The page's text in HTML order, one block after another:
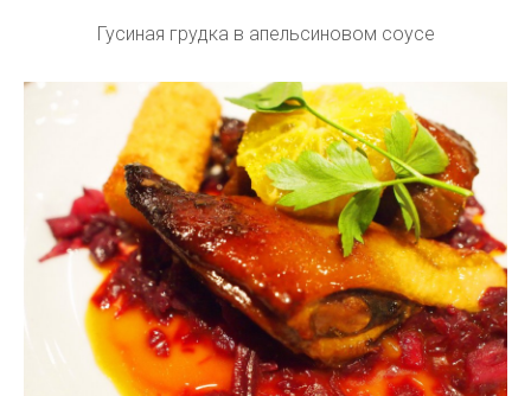
Гусиная грудка в апельсиновом соусе